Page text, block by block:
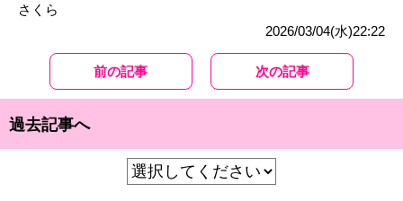
さくら
2026/03/04(水)22:22
前の記事 次の記事
過去記事へ